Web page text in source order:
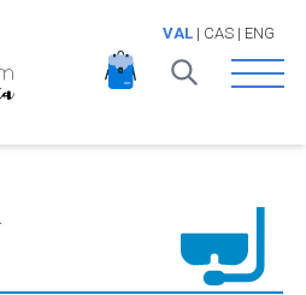
VAL| CAS| ENG
Open